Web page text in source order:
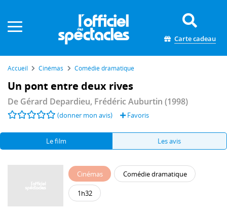
Carte cadeau
Accueil Cinémas Comédie dramatique
Un pont entre deux rives
De Gérard Depardieu, Frédéric Auburtin (1998)
(donner mon avis) Favoris
Le film Les avis
Cinémas Comédie dramatique
1h32